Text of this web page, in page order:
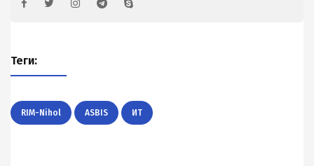
Теги:
RIM-Nihol ASBIS ИТ